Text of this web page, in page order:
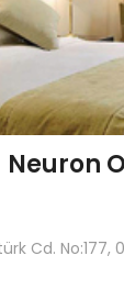
Neuron
Cd. No:177,